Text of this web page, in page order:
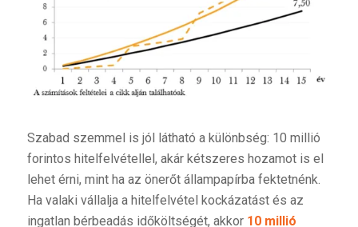
Szabad szemmel is jól látható a különbség: 10 millió
forintos hitelfelvétellel, akár kétszeres hozamot is el
lehet érni, mint ha az önerőt állampapírba fektetnénk.
Ha valaki vállalja a hitelfelvétel kockázatást és az
ingatlan bérbeadás időköltségét, akkor 10 millió